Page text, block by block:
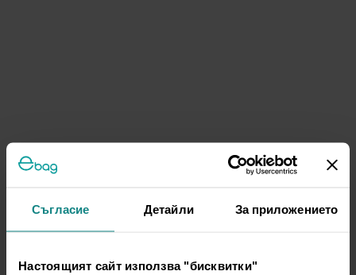
Съгласие Детайли За приложението
Настоящият сайт използва "бисквитки"